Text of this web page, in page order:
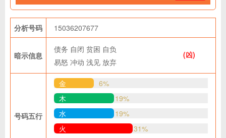
分析号码 15036207677
暗示信息
债务 自闭 贫困 自负
易怒 冲动 浅见 放弃
(凶)
号码五行
金
6%
木
19%
水
19%
火
31%